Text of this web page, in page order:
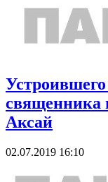
священника
Аксай
02.07.2019 16:10